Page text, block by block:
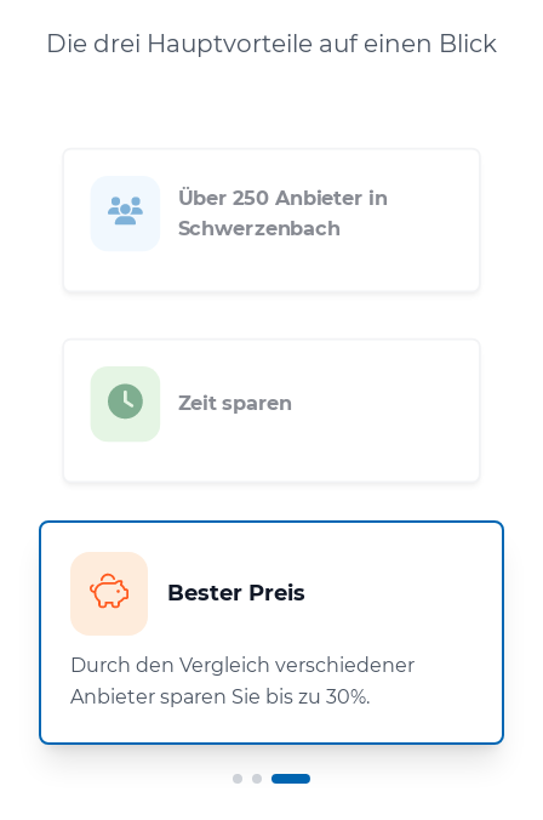
Die drei Hauptvorteile auf einen Blick
Über 250 Anbieter in
Schwerzenbach
Zeit sparen
Bester Preis
Durch den Vergleich verschiedener
Anbieter sparen Sie bis zu 30%.